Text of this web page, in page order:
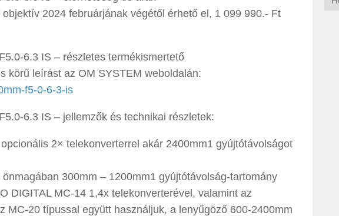
2024 februárjának végétől érhető el, 1 099 990.- Ft
6.3 IS – részletes termékismertető
körű leírást az OM SYSTEM weboldalán:
f5-0-6-3-is
6.3 IS – jellemzők és technikai részletek:
2× telekonverterrel akár 2400mm1 gyújtótávolságot
300mm – 1200mm1 gyújtótávolság-tartomány
DIGITAL MC-14 1,4x telekonverterével, valamint az
MC-20 típussal együtt használjuk, a lenyűgöző 600-2400mm